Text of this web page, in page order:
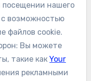
посещении нашего
возможностью
файлов cookie.
Вы можете
такие какYour
рекламными